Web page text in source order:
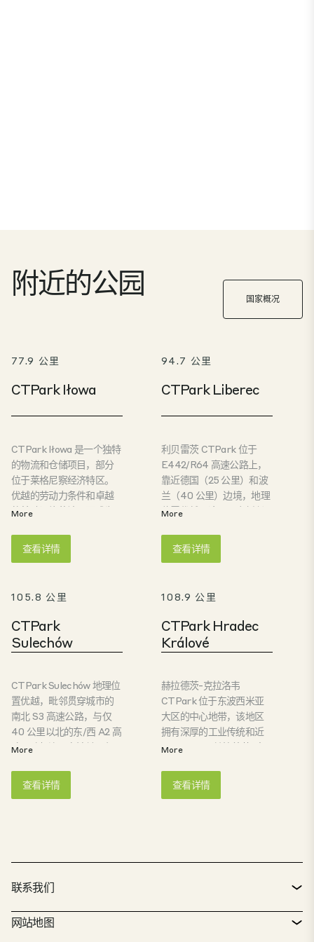
附近的公园 国家概况
77.9 公里
CTPark Iłowa
CTPark Iłowa 是一个独特
的物流和仓储项目，部分
位于莱格尼察经济特区。
优越的劳动力条件和卓越
的基础设施使该园区成为
物流和电子商务企业的战
略选择。CTPark Iłowa 紧
国边境。园区距离 Iłowa
市中心仅 4 公里。卢布斯
卡省是波兰一个相对年轻
但同时也是增长最快的物
欧地区扩张或迁移的大型
企业和小型企业来说，这
里都是理想的选址。
More
查看详情
94.7 公里
CTPark Liberec
利贝雷茨 CTPark 位于
E442/R64 高速公路上，
靠近德国（25 公里）和波
兰（40 公里）边境，地理
位置优越。这是一个新兴
具有悠久的工业传统。这
里人口密度高，失业率高
More
查看详情
105.8 公里
CTPark
Sulechów
CTPark Sulechów 地理位
置优越，毗邻贯穿城市的
南北 S3 高速公路，与仅
40 公里以北的东/西 A2 高
速公路相连。在波兰西部
非常适合仓储和轻型生产
活动，为仅 68 公里外的德
通勤者抵达。该公园通过
More
查看详情
108.9 公里
CTPark Hradec
Králové
赫拉德茨-克拉洛韦
CTPark 位于东波西米亚
大区的中心地带，该地区
拥有深厚的工业传统和近
50 万居民。赫拉德茨-克
大学和世界知名企业的地
区中心。它与捷克首都布
More
查看详情
联系我们
联系方式
网站地图